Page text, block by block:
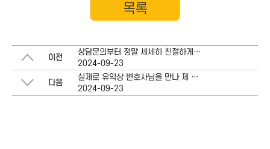
목록
이전
상담문의부터 정말 세세히 친절하게 설명해주셨습니다.
2024-09-23
다음
실제로 유익상 변호사님을 만나 제 상황에 대한 궁금증과 걱정을 시원하게 해소할 수 있었습니다.
2024-09-23